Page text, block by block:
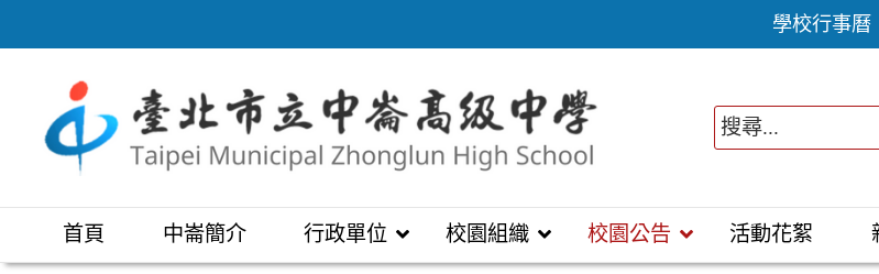
至
區
學校行事曆
首頁 中崙簡介 行政單位 校園組織 校園公告 活動花絮